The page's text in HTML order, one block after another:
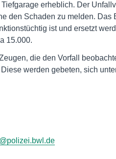
erheblich. Der
den Schaden zu melden. Das
ist und ersetzt
15.000.
die den Vorfall
werden gebeten, sich